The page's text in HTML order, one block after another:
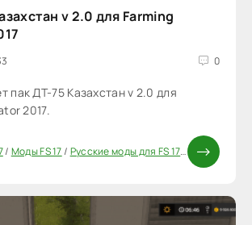
v 2.0 для Farming
0
пак ДТ-75 Казахстан v 2.0 для
2017.
/ Моды FS 17/ Русские моды для FS 17/Трактора FS